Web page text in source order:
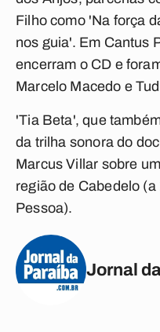
Filho como 'Na força
nos guia'. Em Cantus
encerram o CD e
Marcelo Macedo e
'Tia Beta', que
da trilha sonora do
Marcus Villar sobre
região de Cabedelo
Pessoa).
Jornal